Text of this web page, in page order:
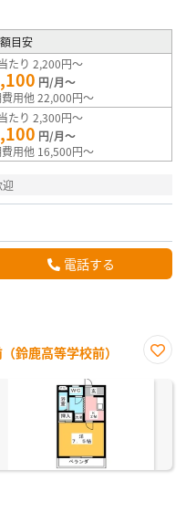
目安
たり 2,200円～
円/月～
用他 22,000円～
たり 2,300円～
円/月～
用他 16,500円～
迎
電話する
鈴鹿高等学校前）
に入